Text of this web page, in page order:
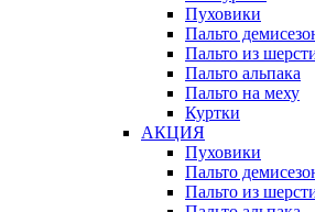
Пуховики
Пальто
Пальто из
Пальто альпака
Пальто на меху
Куртки
АКЦИЯ
Пуховики
Пальто
Пальто из